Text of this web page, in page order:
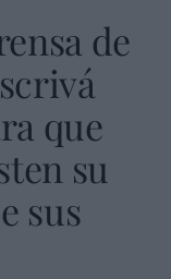
de
que
su
sus